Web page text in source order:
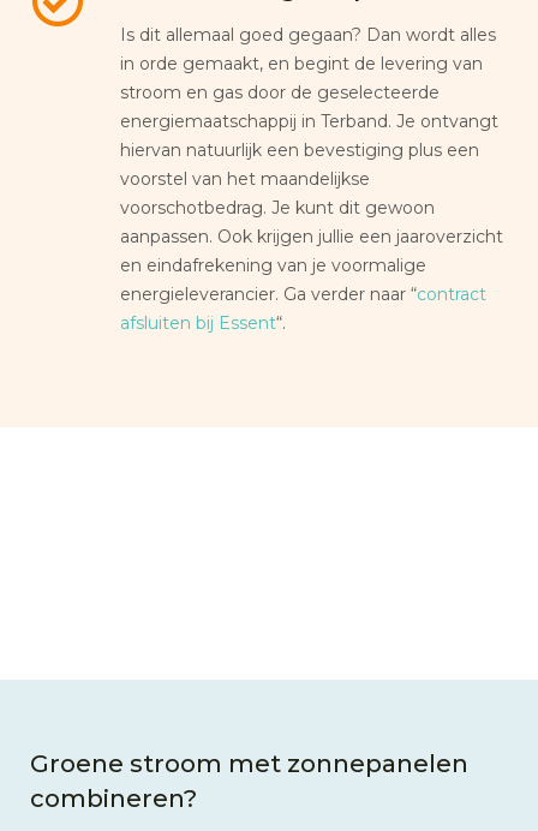
Is dit allemaal goed gegaan? Dan wordt alles
in orde gemaakt, en begint de levering van
stroom en gas door de geselecteerde
energiemaatschappij in Terband. Je ontvangt
hiervan natuurlijk een bevestiging plus een
voorstel van het maandelijkse
voorschotbedrag. Je kunt dit gewoon
aanpassen. Ook krijgen jullie een jaaroverzicht
en eindafrekening van je voormalige
energieleverancier. Ga verder naar “contract
afsluiten bij Essent“.
Groene stroom met zonnepanelen
combineren?